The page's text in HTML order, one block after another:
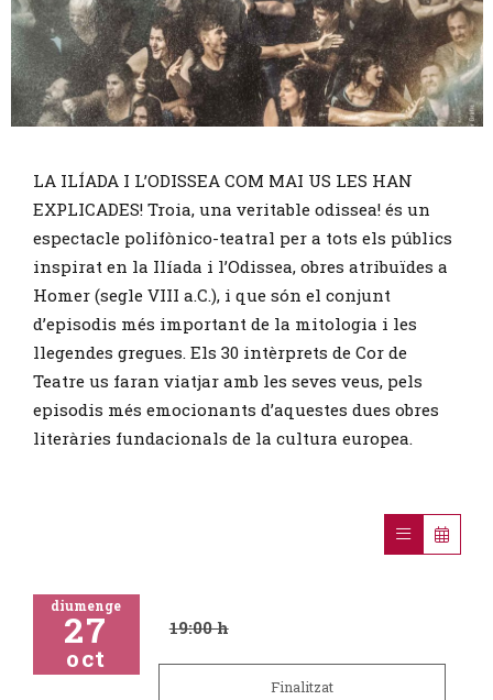
LA ILÍADA I L’ODISSEA COM MAI US LES HAN
EXPLICADES! Troia, una veritable odissea! és un
espectacle polifònico-teatral per a tots els públics
inspirat en la Ilíada i l’Odissea, obres atribuïdes a
Homer (segle VIII a.C.), i que són el conjunt
d’episodis més important de la mitologia i les
llegendes gregues. Els 30 intèrprets de Cor de
Teatre us faran viatjar amb les seves veus, pels
episodis més emocionants d’aquestes dues obres
literàries fundacionals de la cultura europea.
diumenge
27
oct
19:00 h
Finalitzat